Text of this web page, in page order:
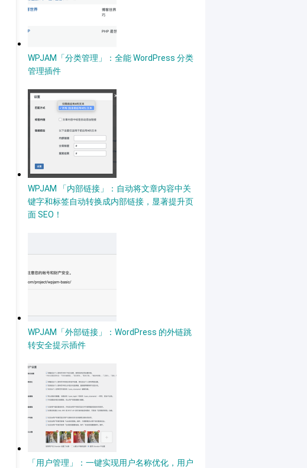
WPJAM「分类管理」：全能 WordPress 分类
管理插件
WPJAM 「内部链接」：自动将文章内容中关
键字和标签自动转换成内部链接，显著提升页
面 SEO！
WPJAM「外部链接」：WordPress 的外链跳
转安全提示插件
「用户管理」：一键实现用户名称优化，用户